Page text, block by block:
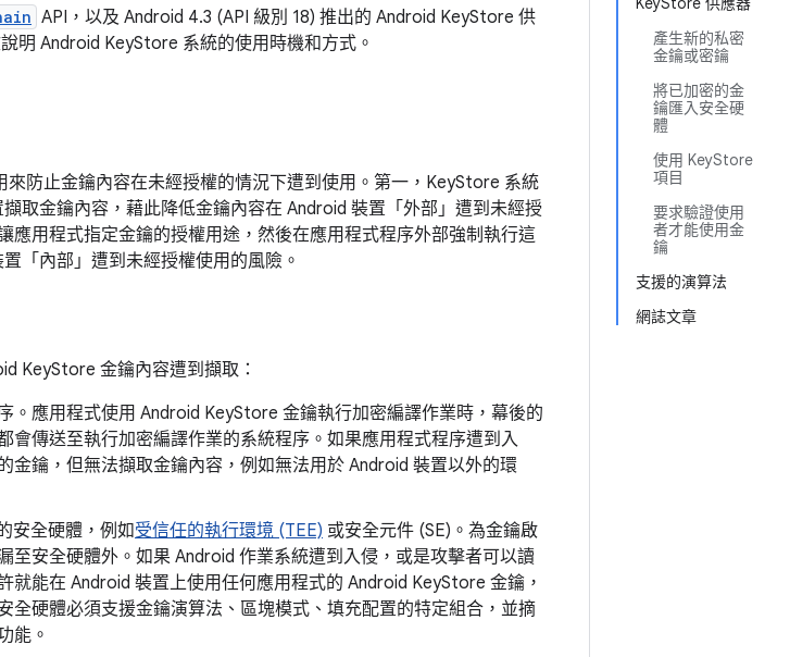
產生新的私密
金鑰或密鑰
將已加密的金
鑰匯入安全硬
體
使用 KeyStore
項目
要求驗證使用
者才能使用金
鑰
支援的演算法
網誌文章
API，以及 Android 4.3 (API 級別 18) 推出的 Android KeyStore 供
明 Android KeyStore 系統的使用時機和方式。
防止金鑰內容在未經授權的情況下遭到使用。第一，KeyStore 系統
取金鑰內容，藉此降低金鑰內容在 Android 裝置「外部」 遭到未經授
應用程式指定金鑰的授權用途，然後在應用程式程序外部強制執行這
「內部」 遭到未經授權使用的風險。
KeyStore 金鑰內容遭到擷取：
。應用程式使用 Android KeyStore 金鑰執行加密編譯作業時，幕後的
會傳送至執行加密編譯作業的系統程序。如果應用程式程序遭到入
金鑰，但無法擷取金鑰內容，例如無法用於 Android 裝置以外的環
安全硬體，例如受信任的執行環境 (TEE) 或安全元件 (SE)。為金鑰啟
至安全硬體外。如果 Android 作業系統遭到入侵，或是攻擊者可以讀
就能在 Android 裝置上使用任何應用程式的 Android KeyStore 金鑰，
全硬體必須支援金鑰演算法、區塊模式、填充配置的特定組合，並摘
能。